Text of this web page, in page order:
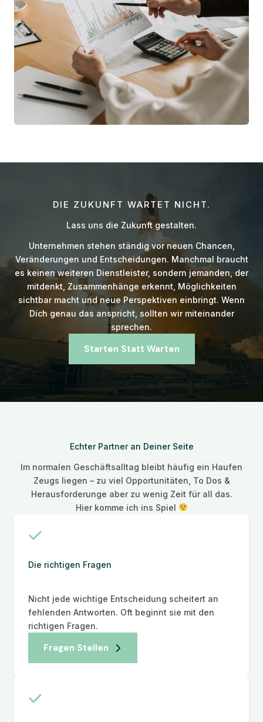
DIE ZUKUNFT WARTET NICHT.
Lass uns die Zukunft gestalten.
Unternehmen stehen ständig vor neuen Chancen,
Veränderungen und Entscheidungen. Manchmal braucht
es keinen weiteren Dienstleister, sondern jemanden, der
mitdenkt, Zusammenhänge erkennt, Möglichkeiten
sichtbar macht und neue Perspektiven einbringt. Wenn
Dich genau das anspricht, sollten wir miteinander
sprechen.
Starten Statt Warten
Echter Partner an Deiner Seite
Im normalen Geschäftsalltag bleibt häufig ein Haufen
Zeugs liegen – zu viel Opportunitäten, To Dos &
Herausforderunge aber zu wenig Zeit für all das.
Hier komme ich ins Spiel
Die richtigen Fragen
Nicht jede wichtige Entscheidung scheitert an
fehlenden Antworten. Oft beginnt sie mit den
richtigen Fragen.
Fragen Stellen